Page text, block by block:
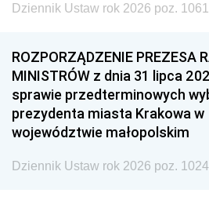
Dziennik Ustaw rok 2026 poz. 1061
ROZPORZĄDZENIE PREZESA
MINISTRÓW z dnia 31 lipca
sprawie przedterminowych
prezydenta miasta Krakowa w
województwie małopolskim
Dziennik Ustaw rok 2026 poz. 1024